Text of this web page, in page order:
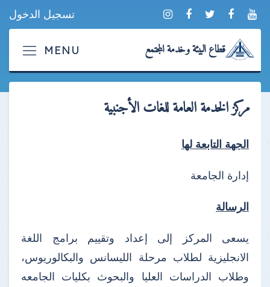
تسجيل الدخول
قطاع البيئة وخدمة المجتمع
مركز الخدمة العامة للغات الأجنبية
الجهة التابعة لها
إدارة الجامعة
الرسالة
يسعى المركز إلى إعداد وتقييم برامج اللغة
الانجليزية لطلاب مرحلة الليسانس والبكالوريوس،
وطلاب الدراسات العليا والبحوث بكليات الجامعه